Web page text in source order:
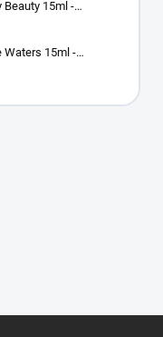
Beauty 15ml -
TAYLOR - lak na
Waters 15ml -
TAYLOR - lak na